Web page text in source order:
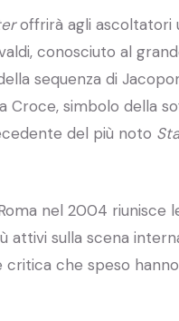
offrirà agli ascoltatori
conosciuto al
sequenza di
Croce, simbolo della
del più noto
nel 2004 riunisce
attivi sulla scena
critica che speso